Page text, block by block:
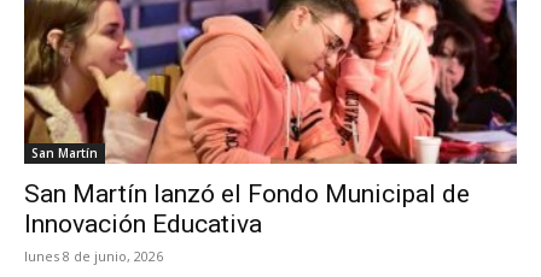
San Martín
San Martín lanzó el Fondo Municipal de
Innovación Educativa
lunes 8 de junio, 2026